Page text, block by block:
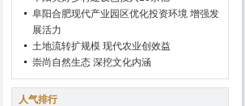
阜阳合肥现代产业园区优化投资环境 增强发
展活力
土地流转扩规模 现代农业创效益
崇尚自然生态 深挖文化内涵
人气排行